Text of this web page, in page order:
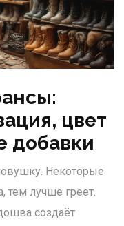
цвет
добавки
Некоторые
тем лучше греет.
создаёт